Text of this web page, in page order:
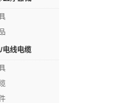
电线电缆